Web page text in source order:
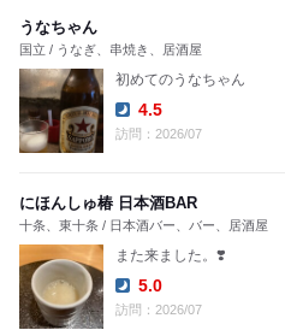
うなちゃん
国立 / うなぎ、串焼き、居酒屋
初めてのうなちゃん
Dinner:
4.5
訪問：2026/07
にほんしゅ椿 日本酒BAR
十条、東十条 / 日本酒バー、バー、居酒屋
また来ました。❣️
Dinner:
5.0
訪問：2026/07